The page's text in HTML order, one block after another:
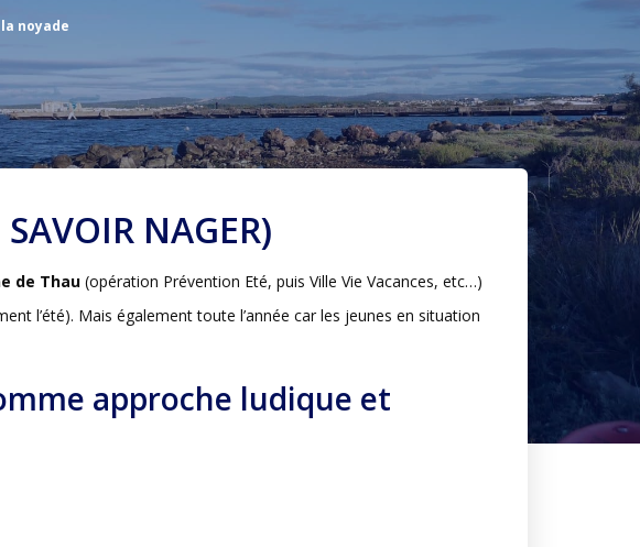
noyade​
NAGER)
de Thau (opération Prévention Eté, puis Ville Vie Vacances, etc…)
l’été). Mais également toute l’année car les jeunes en situation
approche ludique et